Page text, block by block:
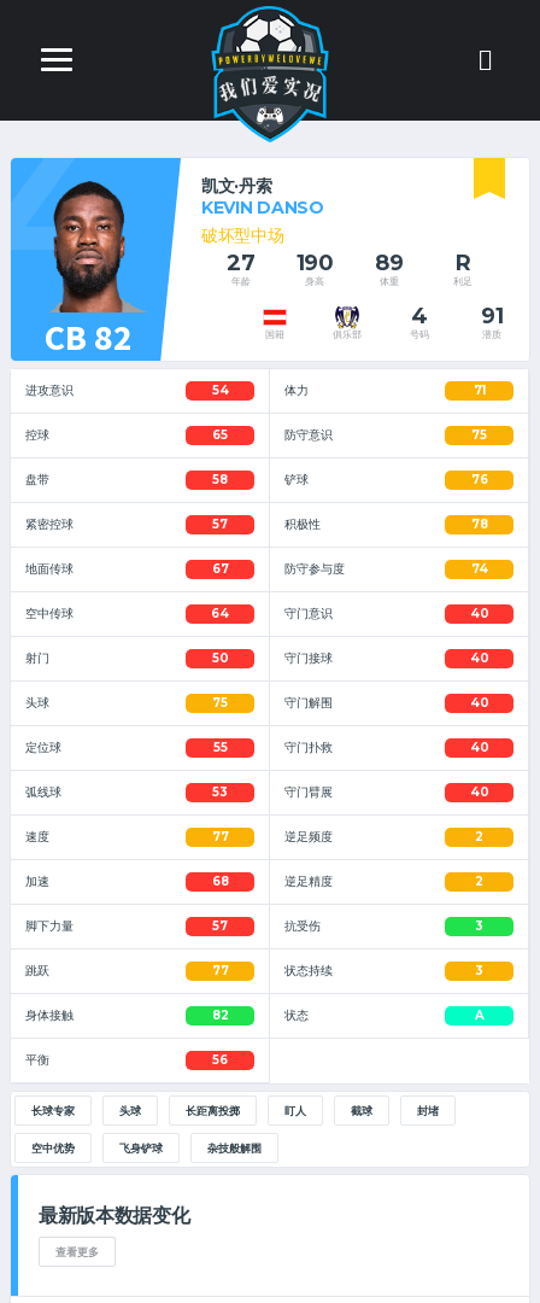
CB 82
凯文·丹索
KEVIN DANSO
破坏型中场
27
年龄
190
身高
89
体重
R
利足
国籍 俱乐部
4
号码
91
潜质
进攻意识 54
控球 65
盘带 58
紧密控球 57
地面传球 67
空中传球 64
射门 50
头球 75
定位球 55
弧线球 53
速度 77
加速 68
脚下力量 57
跳跃 77
身体接触 82
平衡 56
体力 71
防守意识 75
铲球 76
积极性 78
防守参与度 74
守门意识 40
守门接球 40
守门解围 40
守门扑救 40
守门臂展 40
逆足频度 2
逆足精度 2
抗受伤 3
状态持续 3
状态 A
长球专家 头球 长距离投掷 盯人 截球 封堵
空中优势 飞身铲球 杂技般解围
最新版本数据变化
查看更多